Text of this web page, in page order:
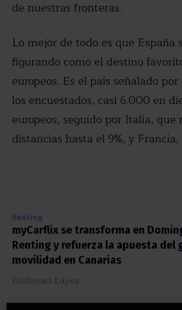
de nuestras fronteras.
Lo mejor de todo es que España
figurando como el destino
europeos. Es el país señalado por
los encuestados, casi 6.000 en
europeos, seguido por Italia, que
distancias hasta el 9%, y Francia,
Renting
myCarflix se transforma en
Renting y refuerza la apuesta del
movilidad en Canarias
Guillermo López